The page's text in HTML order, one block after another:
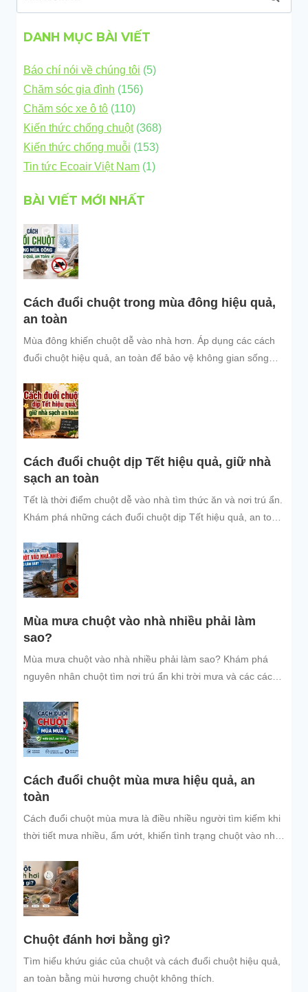
kiếm
cho:
DANH MỤC BÀI VIẾT
Báo chí nói về chúng tôi (5)
Chăm sóc gia đình (156)
Chăm sóc xe ô tô (110)
Kiến thức chống chuột(368)
Kiến thức chống muỗi (153)
Tin tức Ecoair Việt Nam (1)
BÀI VIẾT MỚI NHẤT
Cách đuổi chuột trong mùa đông hiệu quả,
an toàn
Mùa đông khiến chuột dễ vào nhà hơn. Áp dụng các cách
đuổi chuột hiệu quả, an toàn để bảo vệ không gian sống
Cách đuổi chuột dịp Tết hiệu quả, giữ nhà
sạch an toàn
Tết là thời điểm chuột dễ vào nhà tìm thức ăn và nơi trú ẩn.
Khám phá những cách đuổi chuột dịp Tết hiệu quả, an toàn
đình và đón năm mới an tâm.
Mùa mưa chuột vào nhà nhiều phải làm
sao?
Mùa mưa chuột vào nhà nhiều phải làm sao? Khám phá
nguyên nhân chuột tìm nơi trú ẩn khi trời mưa và các cách
bảo vệ không gian sống sạch sẽ.
Cách đuổi chuột mùa mưa hiệu quả, an
toàn
Cách đuổi chuột mùa mưa là điều nhiều người tìm kiếm khi
thời tiết mưa nhiều, ẩm ướt, khiến tình trạng chuột vào nhà
Chuột đánh hơi bằng gì?
Tìm hiểu khứu giác của chuột và cách đuổi chuột hiệu quả,
an toàn bằng mùi hương chuột không thích.